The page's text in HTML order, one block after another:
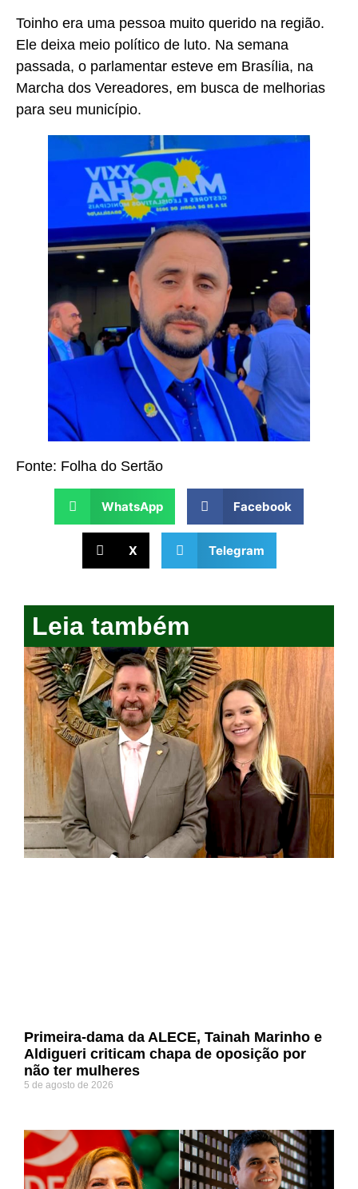
Toinho era uma pessoa muito querido na região.
Ele deixa meio político de luto. Na semana
passada, o parlamentar esteve em Brasília, na
Marcha dos Vereadores, em busca de melhorias
para seu município.
Fonte: Folha do Sertão
WhatsApp Facebook
X Telegram
Leia também
Primeira-dama da ALECE, Tainah Marinho e
Aldigueri criticam chapa de oposição por
não ter mulheres
5 de agosto de 2026